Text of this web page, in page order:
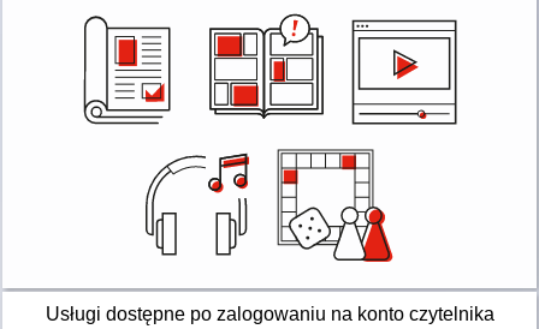
Usługi dostępne po zalogowaniu na konto czytelnika